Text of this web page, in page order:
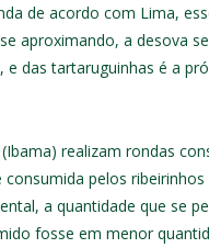
de acordo com Lima,
aproximando, a desova
das tartaruguinhas é a
realizam rondas
pelos
a quantidade que se
fosse em menor